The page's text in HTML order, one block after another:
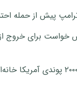
پیش از حمله
خواست برای خروج از
نیویورک‌تایمز: بمب ۲۰۰۰